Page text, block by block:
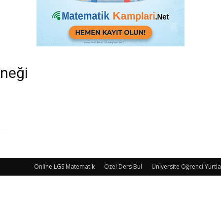
Online LGS Matematik Özel Ders Bul Üniversite Öğrenci